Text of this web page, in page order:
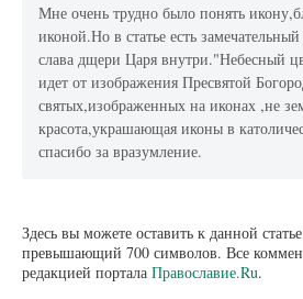
Мне очень трудно было понять
иконой.Но в статье есть
слава дщери Царя внутри."Небесный
идет от изображения Пресвятой
святых,изображенных на иконах ,не
красота,украшающая иконы в
спасибо за вразумление.
Здесь вы можете оставить к данной
превышающий 700 символов. Все
редакцией портала Православие.Ru.